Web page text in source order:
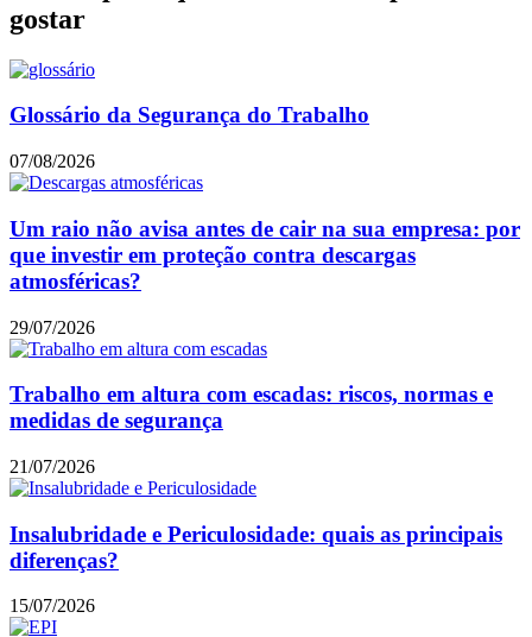
gostar
Glossário da Segurança do Trabalho
07/08/2026
Um raio não avisa antes de cair na sua empresa: por
que investir em proteção contra descargas
atmosféricas?
29/07/2026
Trabalho em altura com escadas: riscos, normas e
medidas de segurança
21/07/2026
Insalubridade e Periculosidade: quais as principais
diferenças?
15/07/2026